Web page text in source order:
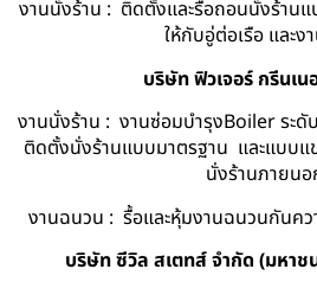
งานนั่งร้าน : ติดตั้งและรื้อถอนนั่งร้าน
ให้กับอู่ต่อเรือ และง
บริษัท ฟิวเจอร์ กรีนเน
งานนั่งร้าน : งานซ่อมบำรุงBoiler ระดั
ติดตั้งนั่งร้านแบบมาตรฐาน และแบบแ
นั่งร้านภายน
งานฉนวน : รื้อและหุ้มงานฉนวนกันค
บริษัท ซีวิล สเตทส์ จำกัด (มหา